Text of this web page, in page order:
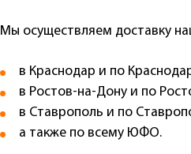
Мы осуществляем доставку
в Краснодар и по
в Ростов-на-Дону и по
в Ставрополь и по
а также по всему ЮФО.